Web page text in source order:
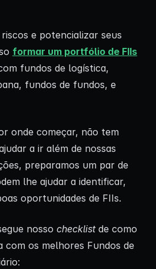
e potencializar seus
formar um portfólio de FIIs
fundos de logística,
fundos de fundos, e
onde começar, não tem
a ir além de nossas
preparamos um par de
lhe ajudar a identificar,
oportunidades de FIIs.
nosso checklist de como
com os melhores Fundos de